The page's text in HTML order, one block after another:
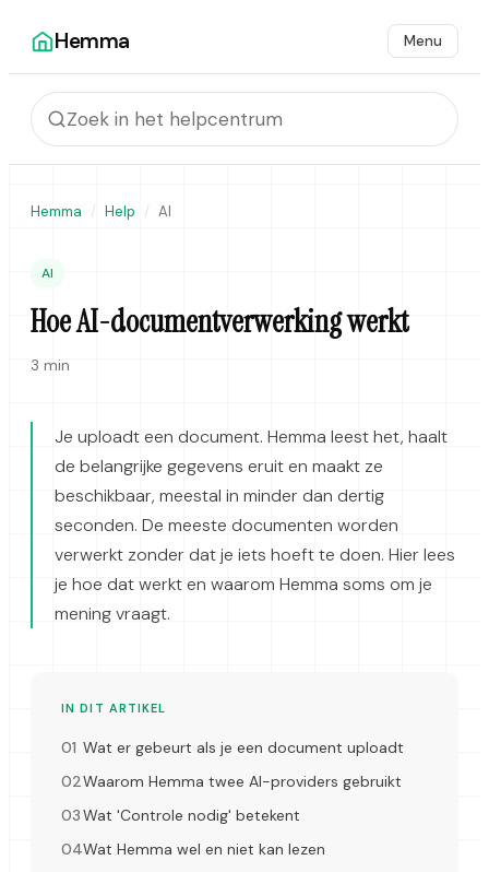
Hemma Menu
Hemma Help AI
AI
Hoe AI-documentverwerking werkt
3 min
Je uploadt een document. Hemma leest het, haalt
de belangrijke gegevens eruit en maakt ze
beschikbaar, meestal in minder dan dertig
seconden. De meeste documenten worden
verwerkt zonder dat je iets hoeft te doen. Hier lees
je hoe dat werkt en waarom Hemma soms om je
mening vraagt.
IN DIT ARTIKEL
Wat er gebeurt als je een document uploadt
Waarom Hemma twee AI-providers gebruikt
Wat 'Controle nodig' betekent
Wat Hemma wel en niet kan lezen